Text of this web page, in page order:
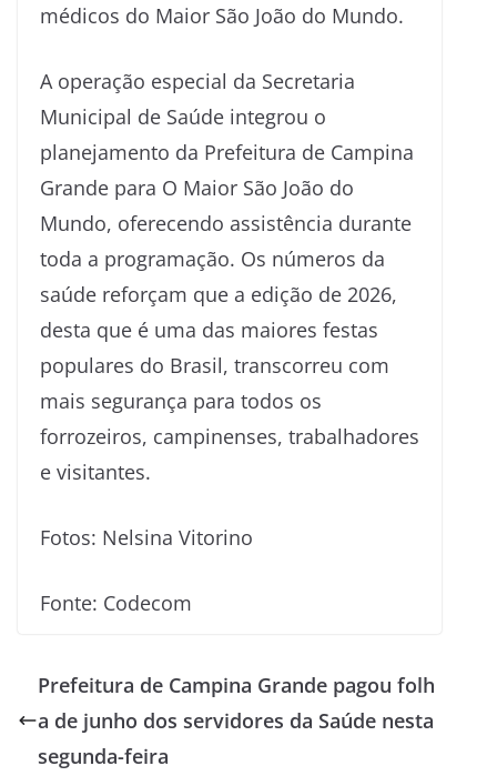
médicos do Maior São João do Mundo.
A operação especial da Secretaria
Municipal de Saúde integrou o
planejamento da Prefeitura de Campina
Grande para O Maior São João do
Mundo, oferecendo assistência durante
toda a programação. Os números da
saúde reforçam que a edição de 2026,
desta que é uma das maiores festas
populares do Brasil, transcorreu com
mais segurança para todos os
forrozeiros, campinenses, trabalhadores
e visitantes.
Fotos: Nelsina Vitorino
Fonte: Codecom
Prefeitura de Campina Grande pagou folh
a de junho dos servidores da Saúde nesta
segunda-feira